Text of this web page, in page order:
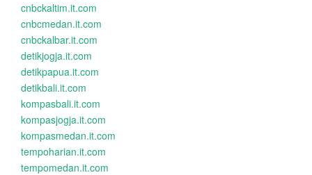
cnbckaltim.it.com
cnbcmedan.it.com
cnbckalbar.it.com
detikjogja.it.com
detikpapua.it.com
detikbali.it.com
kompasbali.it.com
kompasjogja.it.com
kompasmedan.it.com
tempoharian.it.com
tempomedan.it.com